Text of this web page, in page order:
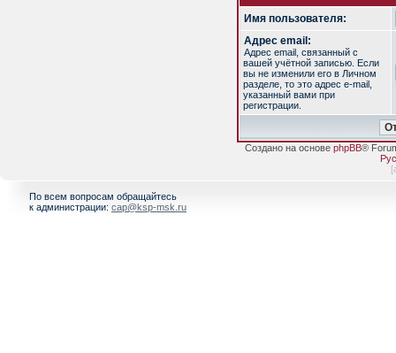
Имя пользователя:
Адрес email:
Адрес email, связанный с
вашей учётной записью. Если
вы не изменили его в Личном
разделе, то это адрес e-mail,
указанный вами при
регистрации.
Создано на основе phpBB®
[
По всем вопросам обращайтесь
к администрации: cap@ksp-msk.ru